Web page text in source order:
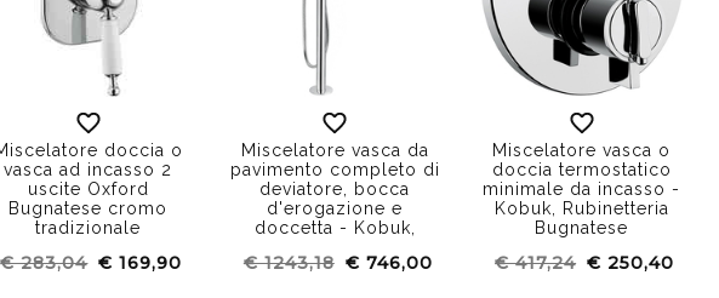
doccia o
vasca ad incasso 2
uscite Oxford
Bugnatese cromo
tradizionale
€ 283,04 € 169,90
Miscelatore vasca da
pavimento completo di
deviatore, bocca
d'erogazione e
doccetta - Kobuk,
€ 1243,18 € 746,00
Miscelatore vasca o
doccia termostatico
minimale da incasso -
Kobuk, Rubinetteria
Bugnatese
€ 417,24 € 250,40